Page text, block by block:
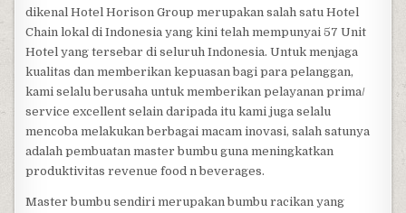
dikenal Hotel Horison Group merupakan salah satu Hotel
Chain lokal di Indonesia yang kini telah mempunyai 57 Unit
Hotel yang tersebar di seluruh Indonesia. Untuk menjaga
kualitas dan memberikan kepuasan bagi para pelanggan,
kami selalu berusaha untuk memberikan pelayanan prima/
service excellent selain daripada itu kami juga selalu
mencoba melakukan berbagai macam inovasi, salah satunya
adalah pembuatan master bumbu guna meningkatkan
produktivitas revenue food n beverages.
Master bumbu sendiri merupakan bumbu racikan yang